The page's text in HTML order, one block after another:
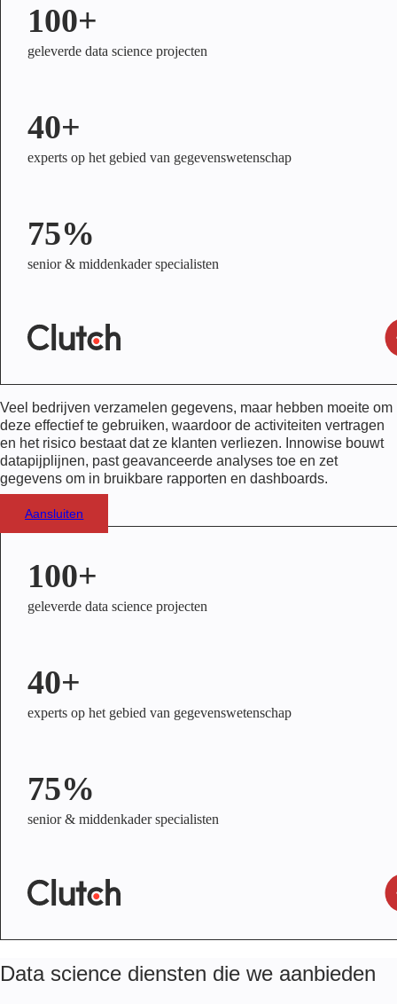
100+
geleverde data science projecten
40+
experts op het gebied van gegevenswetenschap
75%
senior & middenkader specialisten
Veel bedrijven verzamelen gegevens, maar hebben moeite om
deze effectief te gebruiken, waardoor de activiteiten vertragen
en het risico bestaat dat ze klanten verliezen. Innowise bouwt
datapijplijnen, past geavanceerde analyses toe en zet
gegevens om in bruikbare rapporten en dashboards.
Aansluiten
100+
geleverde data science projecten
40+
experts op het gebied van gegevenswetenschap
75%
senior & middenkader specialisten
Data science diensten die we aanbieden